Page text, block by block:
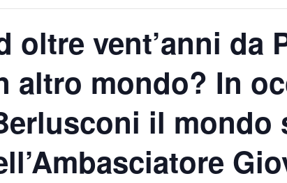
oltre vent’anni da
altro mondo? In
il mondo